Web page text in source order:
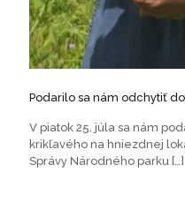
Podarilo sa nám odchytiť
V piatok 25. júla sa nám
krikľavého na hniezdnej
Správy Národného parku […]